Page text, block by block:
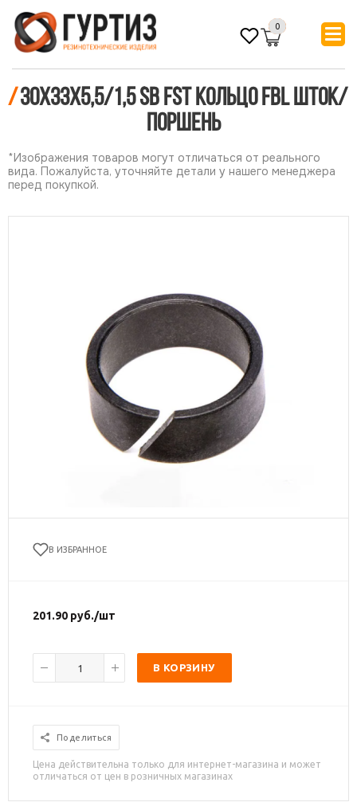
0
/30х33х5,5/1,5 SB FST Кольцо FBL шток/
поршень
*Изображения товаров могут отличаться от реального
вида. Пожалуйста, уточняйте детали у нашего менеджера
перед покупкой.
В ИЗБРАННОЕ
201.90 руб./шт
В КОРЗИНУ
Поделиться
Цена действительна только для интернет-магазина и может
отличаться от цен в розничных магазинах